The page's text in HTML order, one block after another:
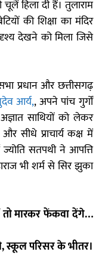
हिला दी हैं। तुलाराम
की शिक्षा का मंदिर
दृश्य देखने को मिला जिसे
प्रधान और छत्तीसगढ़
आर्य,, अपने पांच गुर्गों
साथियों को लेकर
सीधे प्राचार्य कक्ष में
सतपथी ने आपत्ति
भी शर्म से सिर झुका
तो मारकर फेंकवा देंगे…
स्कूल परिसर के भीतर।